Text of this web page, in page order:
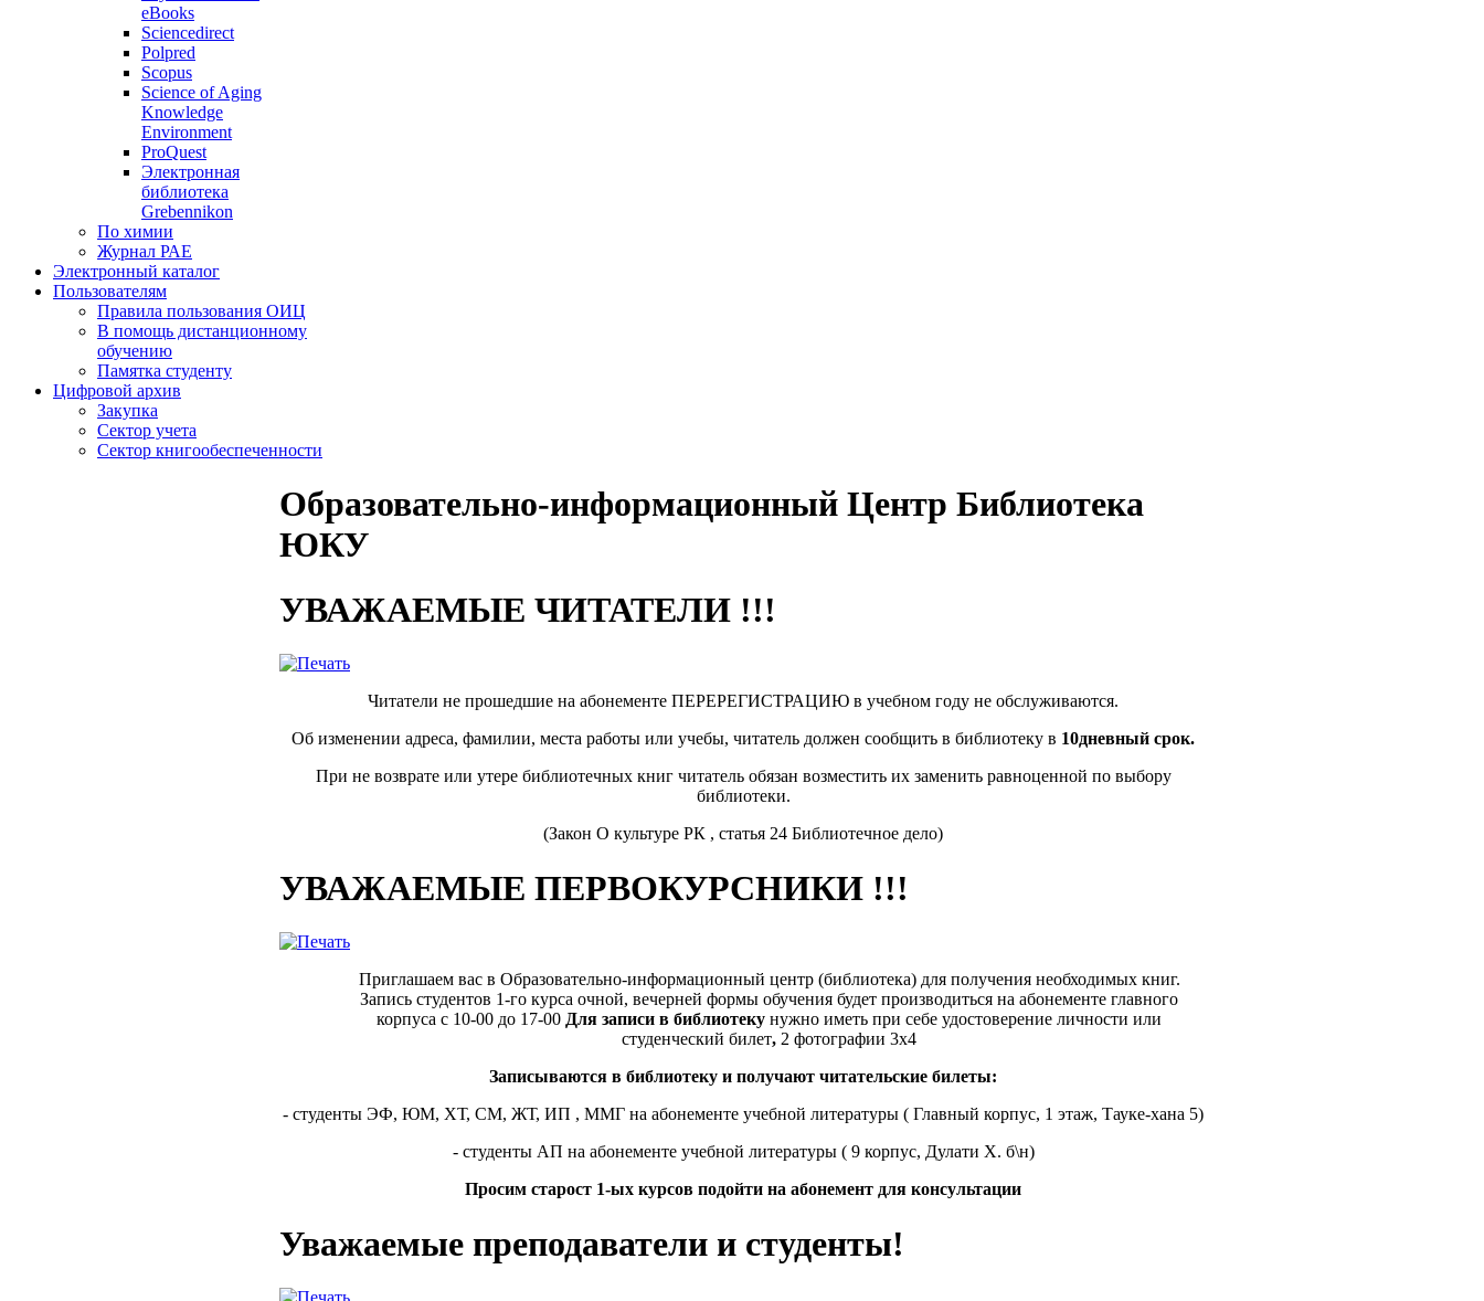
eBooks
Sciencedirect
Polpred
Scopus
Science of Aging
Knowledge
Environment
ProQuest
Электронная
библиотека
Grebennikon
По химии
Журнал РАЕ
Электронный каталог
Пользователям
Правила пользования ОИЦ
В помощь дистанционному
обучению
Памятка студенту
Цифровой архив
Закупка
Сектор учета
Сектор книгообеспеченности
Образовательно-информационный Центр Библиотека
ЮКУ
УВАЖАЕМЫЕ ЧИТАТЕЛИ !!!
Читатели не прошедшие на абонементе ПЕРЕРЕГИСТРАЦИЮ в учебном году не обслуживаются.
Об изменении адреса, фамилии, места работы или учебы, читатель должен сообщить в библиотеку в 10дневный срок.
При не возврате или утере библиотечных книг читатель обязан возместить их заменить равноценной по выбору
библиотеки.
(Закон О культуре РК , статья 24 Библиотечное дело)
УВАЖАЕМЫЕ ПЕРВОКУРСНИКИ !!!
Приглашаем вас в Образовательно-информационный центр (библиотека) для получения необходимых книг.
Запись студентов 1-го курса очной, вечерней формы обучения будет производиться на абонементе главного
корпуса с 10-00 до 17-00 Для записи в библиотеку нужно иметь при себе удостоверение личности или
студенческий билет, 2 фотографии 3х4
Записываются в библиотеку и получают читательские билеты:
- студенты ЭФ, ЮМ, ХТ, СМ, ЖТ, ИП , ММГ на абонементе учебной литературы ( Главный корпус, 1 этаж, Тауке-хана 5)
- студенты АП на абонементе учебной литературы ( 9 корпус, Дулати Х. б\н)
Просим старост 1-ых курсов подойти на абонемент для консультации
Уважаемые преподаватели и студенты!